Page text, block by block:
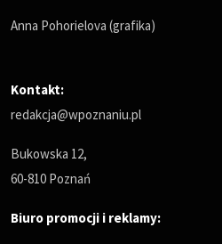
Anna Pohorielova (grafika)
Kontakt:
redakcja@wpoznaniu.pl
Bukowska 12,
60-810 Poznań
Biuro promocji i reklamy: